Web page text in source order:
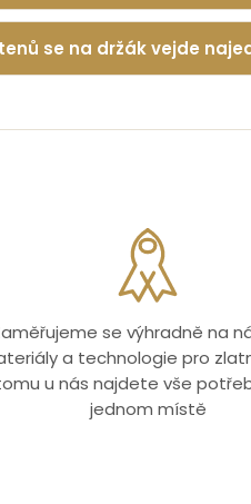
se na držák vejde
se výhradně na
a technologie pro
u nás najdete vše
jednom místě